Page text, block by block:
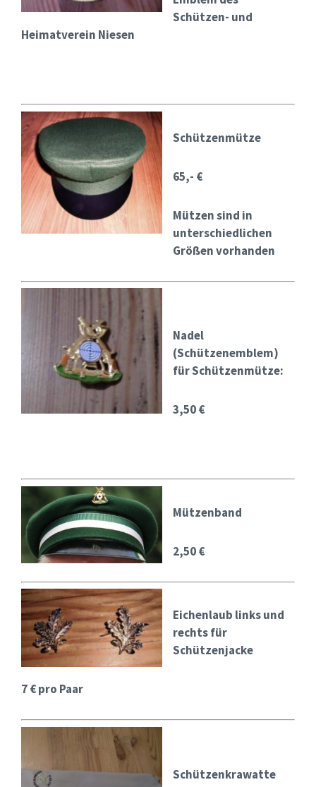
Schützen- und
Heimatverein Niesen
Schützenmütze
65,- €
Mützen sind in
unterschiedlichen
Größen vorhanden
Nadel
(Schützenemblem)
für Schützenmütze:
3,50 €
Mützenband
2,50 €
Eichenlaub links und
rechts für
Schützenjacke
7 € pro Paar
Schützenkrawatte